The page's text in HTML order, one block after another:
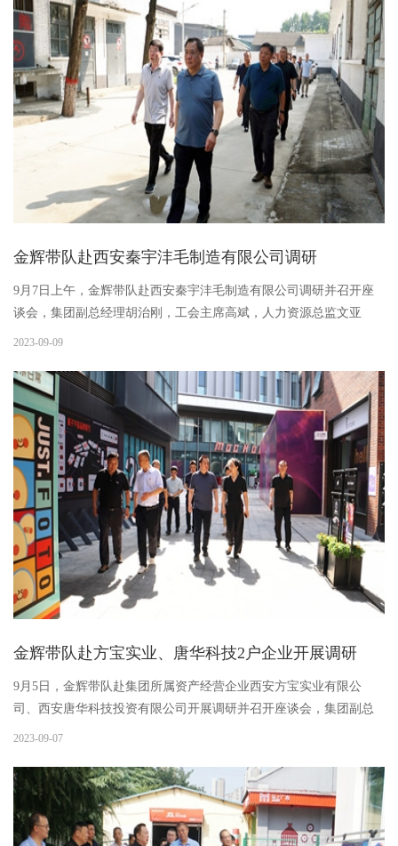
金辉带队赴西安秦宇沣毛制造有限公司调研
9月7日上午，金辉带队赴西安秦宇沣毛制造有限公司调研并召开座
谈会，集团副总经理胡治刚，工会主席高斌，人力资源总监文亚
司负责...
2023-09-09
金辉带队赴方宝实业、唐华科技2户企业开展调研
9月5日，金辉带队赴集团所属资产经营企业西安方宝实业有限公
司、西安唐华科技投资有限公司开展调研并召开座谈会，集团副总
经理胡治刚，工会主席高斌，人力资源总监文亚男，资产管理部部
资产改...
2023-09-07